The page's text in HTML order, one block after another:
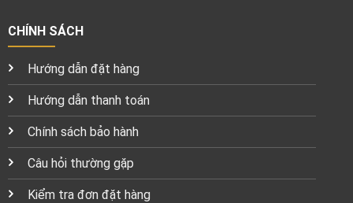
CHÍNH SÁCH
Hướng dẫn đặt hàng
Hướng dẫn thanh toán
Chính sách bảo hành
Câu hỏi thường gặp
Kiểm tra đơn đặt hàng